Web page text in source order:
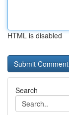
HTML is disabled
Search